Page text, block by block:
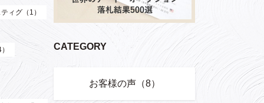
ィグ（1）
CATEGORY
お客様の声（8）